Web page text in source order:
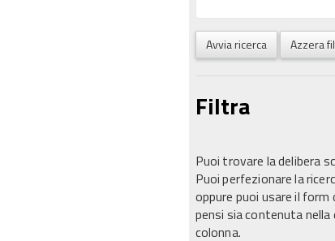
Avvia ricerca Azzera
Filtra
Puoi trovare la delibera
Puoi perfezionare la
oppure puoi usare il form
pensi sia contenuta nella
colonna.